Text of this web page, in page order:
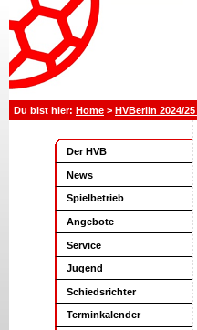
Home > HVBerlin 2024/25
Der HVB
News
Spielbetrieb
Angebote
Service
Jugend
Schiedsrichter
Terminkalender